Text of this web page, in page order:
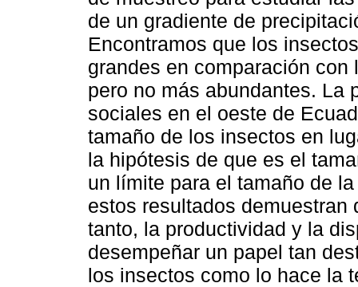
de un gradiente de
Encontramos que los
grandes en comparación
pero no más abundantes. La
sociales en el oeste de
tamaño de los insectos en
la hipótesis de que es el
un límite para el tamaño de
estos resultados
tanto, la productividad y la
desempeñar un papel tan
los insectos como lo hace la